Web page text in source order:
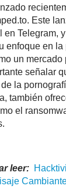
Este
en Telegram,
enfoque en
un
señalar
la
también
el
leer: